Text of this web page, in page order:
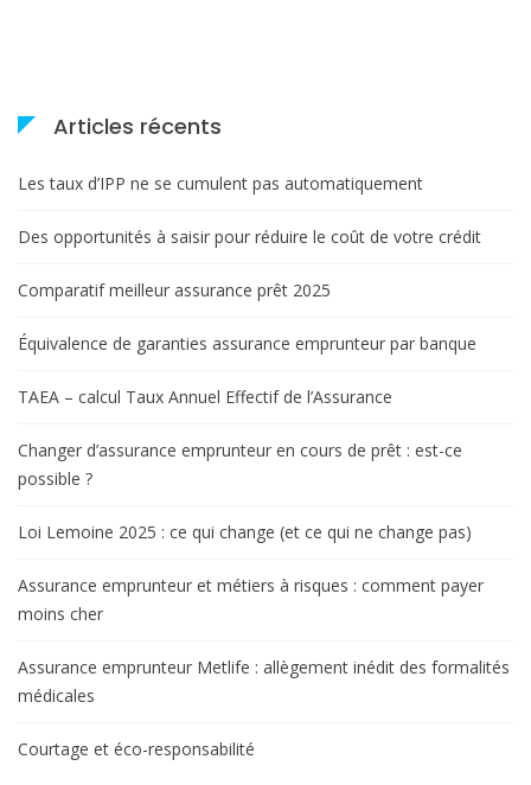
Articles récents
Les taux d’IPP ne se cumulent pas automatiquement
Des opportunités à saisir pour réduire le coût de votre crédit
Comparatif meilleur assurance prêt 2025
Équivalence de garanties assurance emprunteur par banque
TAEA – calcul Taux Annuel Effectif de l’Assurance
Changer d’assurance emprunteur en cours de prêt : est-ce
possible ?
Loi Lemoine 2025 : ce qui change (et ce qui ne change pas)
Assurance emprunteur et métiers à risques : comment payer
moins cher
Assurance emprunteur Metlife : allègement inédit des formalités
médicales
Courtage et éco-responsabilité